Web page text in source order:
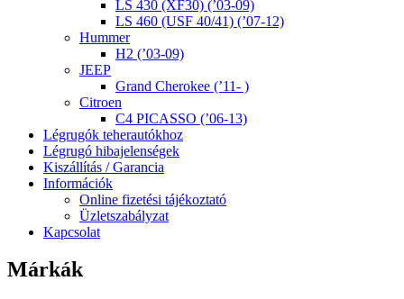
LS 430 (XF30) (’03-09)
LS 460 (USF 40/41) (’07-12)
Hummer
H2 (’03-09)
JEEP
Grand Cherokee (’11- )
Citroen
C4 PICASSO (’06-13)
Légrugók teherautókhoz
Légrugó hibajelenségek
Kiszállítás / Garancia
Információk
Online fizetési tájékoztató
Üzletszabályzat
Kapcsolat
Márkák